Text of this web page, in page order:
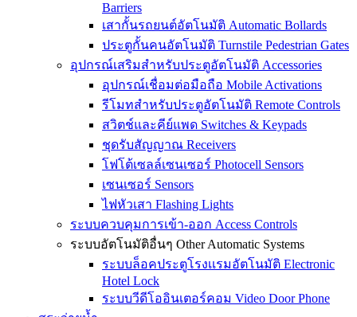
Barriers
เสากั้นรถยนต์อัตโนมัติ Automatic Bollards
ประตูกั้นคนอัตโนมัติ Turnstile Pedestrian Gates
อุปกรณ์เสริมสำหรับประตูอัตโนมัติ Accessories
อุปกรณ์เชื่อมต่อมือถือ Mobile Activations
รีโมทสำหรับประตูอัตโนมัติ Remote Controls
สวิตช์และคีย์แพด Switches & Keypads
ชุดรับสัญญาณ Receivers
โฟโต้เซลล์เซนเซอร์ Photocell Sensors
เซนเซอร์ Sensors
ไฟหัวเสา Flashing Lights
ระบบควบคุมการเข้า-ออก Access Controls
ระบบอัตโนมัติอื่นๆ Other Automatic Systems
ระบบล็อคประตูโรงเเรมอัตโนมัติ Electronic
Hotel Lock
ระบบวีดีโออินเตอร์คอม Video Door Phone